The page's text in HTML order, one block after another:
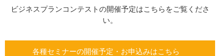
ビジネスプランコンテストの開催予定はこちらをご覧くださ
い。
各種セミナーの開催予定・お申込みはこちら